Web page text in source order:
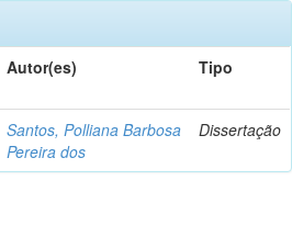
Autor(es) Tipo
Santos, Polliana Barbosa
Pereira dos
Dissertação